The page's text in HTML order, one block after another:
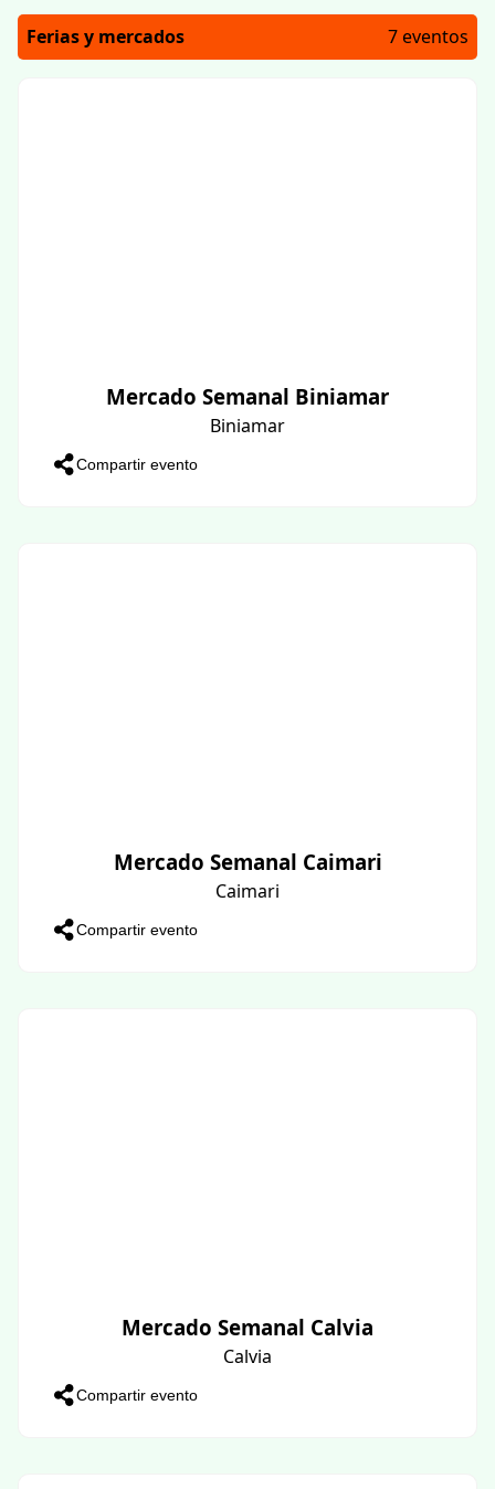
Ferias y mercados 7 eventos
Mercado Semanal Biniamar
Biniamar
Compartir evento
Mercado Semanal Caimari
Caimari
Compartir evento
Mercado Semanal Calvia
Calvia
Compartir evento